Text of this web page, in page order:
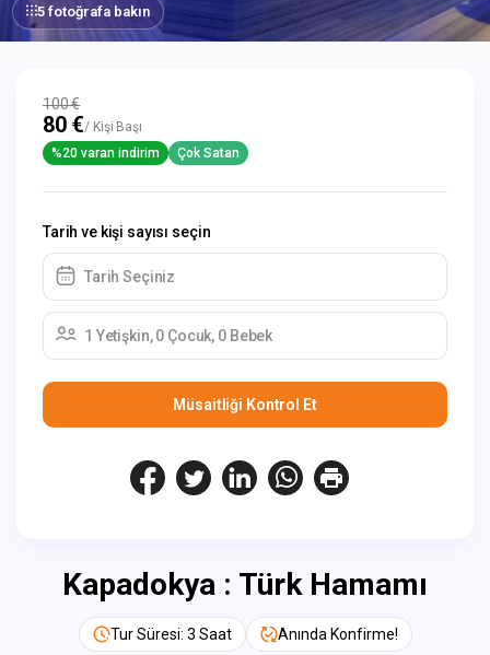
5 fotoğrafa bakın
100 €
80 €/ Kişi Başı
%20 varan indirim
Çok Satan
Tarih ve kişi sayısı seçin
Tarih Seçiniz
1 Yetişkin, 0 Çocuk, 0 Bebek
Müsaitliği Kontrol Et
Kapadokya : Türk Hamamı
Tur Süresi: 3 Saat Anında Konfirme!